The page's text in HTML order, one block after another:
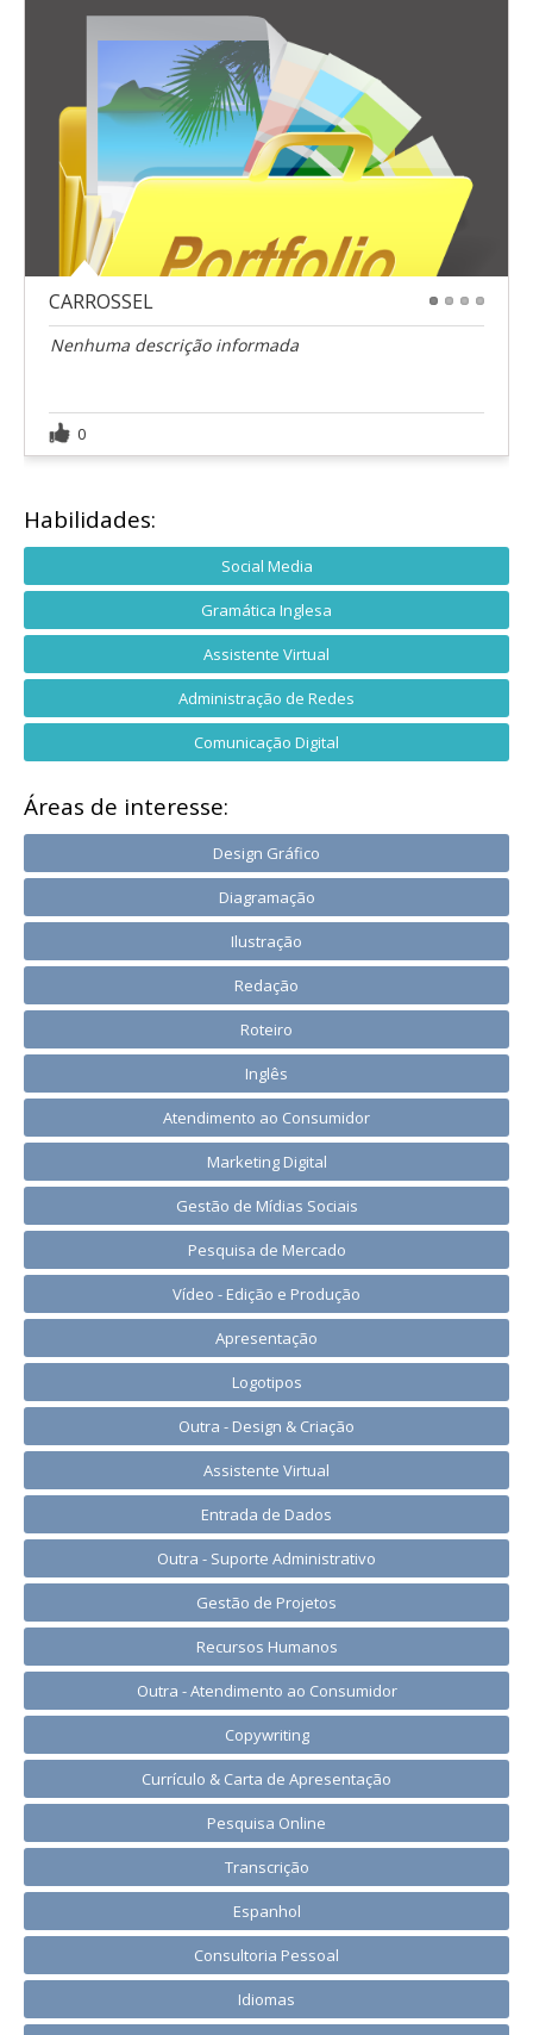
CARROSSEL
Nenhuma descrição informada
0
Habilidades:
Social Media
Gramática Inglesa
Assistente Virtual
Administração de Redes
Comunicação Digital
Áreas de interesse:
Design Gráfico
Diagramação
Ilustração
Redação
Roteiro
Inglês
Atendimento ao Consumidor
Marketing Digital
Gestão de Mídias Sociais
Pesquisa de Mercado
Vídeo - Edição e Produção
Apresentação
Logotipos
Outra - Design & Criação
Assistente Virtual
Entrada de Dados
Outra - Suporte Administrativo
Gestão de Projetos
Recursos Humanos
Outra - Atendimento ao Consumidor
Copywriting
Currículo & Carta de Apresentação
Pesquisa Online
Transcrição
Espanhol
Consultoria Pessoal
Idiomas